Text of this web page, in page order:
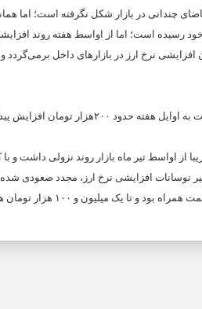
چندانی در بازار شکل نگرفته است؛ اما
رسیده است؛ اما از اواسط هفته روند
نرخ ارز در بازارهای داخل
بذرافشان در رابطه با آخرین وضعیت حباب سکه نیز، اظهار کرد: حباب
اواسط تیر ماه بازار روند نزولی داشت و با
نوسانات افزایشی نرخ ارز، مجدد صعودی
نیز می‌توان گفت، حباب سکه تا پیش از هفته‌ای که